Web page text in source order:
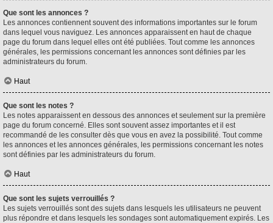
Que sont les annonces ?
Les annonces contiennent souvent des informations importantes sur le forum
dans lequel vous naviguez. Les annonces apparaissent en haut de chaque
page du forum dans lequel elles ont été publiées. Tout comme les annonces
générales, les permissions concernant les annonces sont définies par les
administrateurs du forum.
Haut
Que sont les notes ?
Les notes apparaissent en dessous des annonces et seulement sur la première
page du forum concerné. Elles sont souvent assez importantes et il est
recommandé de les consulter dès que vous en avez la possibilité. Tout comme
les annonces et les annonces générales, les permissions concernant les notes
sont définies par les administrateurs du forum.
Haut
Que sont les sujets verrouillés ?
Les sujets verrouillés sont des sujets dans lesquels les utilisateurs ne peuvent
plus répondre et dans lesquels les sondages sont automatiquement expirés. Les